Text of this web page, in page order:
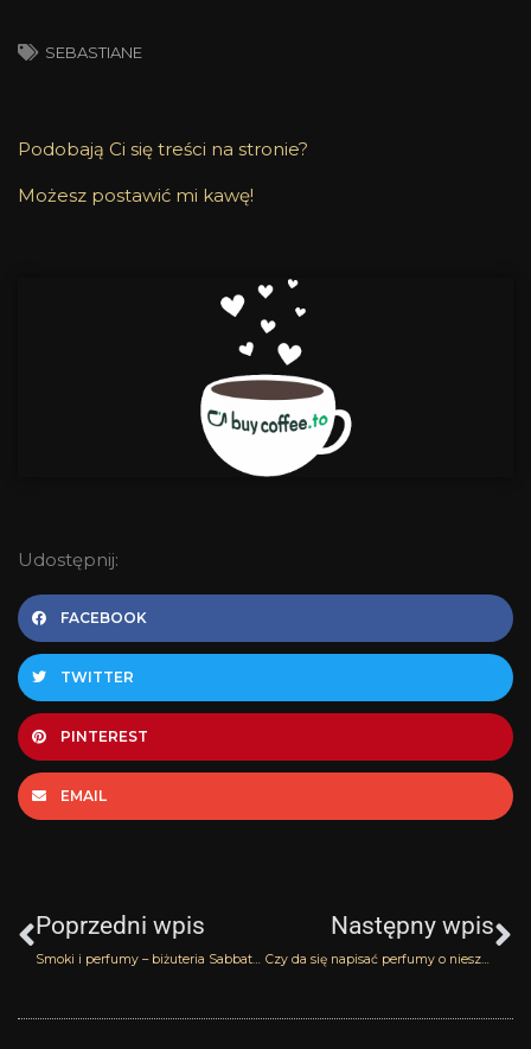
SEBASTIANE
Podobają Ci się treści na stronie?
Możesz postawić mi kawę!
Udostępnij:
FACEBOOK
TWITTER
PINTEREST
EMAIL
Poprzedni wpis Następny wpis
Czy da się napisać perfumy o nieszczęściu? – 1904 Madame Butterfly Histoires de Parfums